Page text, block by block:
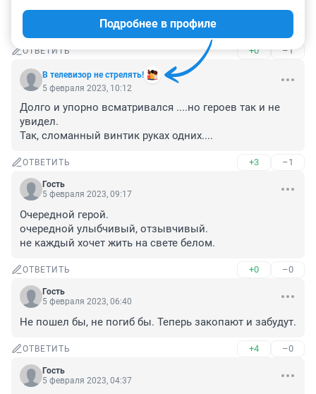
Некогда страна не забудет своих солдат !
ОТВЕТИТЬ +0 –1
В телевизор не стрелять!
Подробнее в профиле
5 февраля 2023, 10:12
Долго и упорно всматривался ....но героев так и не
увидел.
Так, сломанный винтик руках одних....
ОТВЕТИТЬ +3 –1
Гость
5 февраля 2023, 09:17
Очередной герой.
очередной улыбчивый, отзывчивый.
не каждый хочет жить на свете белом.
ОТВЕТИТЬ +0 –0
Гость
5 февраля 2023, 06:40
Не пошел бы, не погиб бы. Теперь закопают и забудут.
ОТВЕТИТЬ +4 –0
Гость
5 февраля 2023, 04:37